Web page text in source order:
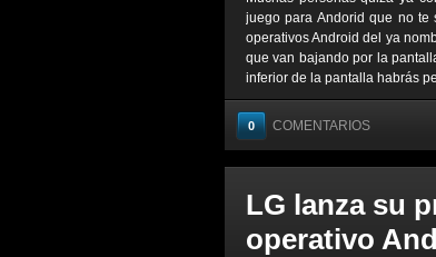
juego para Andorid que no te
operativos Android del ya
que van bajando por la
inferior de la pantalla habrás
0 COMENTARIOS
LG lanza su
operativo